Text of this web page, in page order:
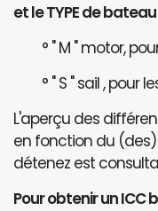
et le TYPE de bateau
° " M " motor,
° " S " sail , pour
L'aperçu des
en fonction du
détenez est
Pour obtenir un ICC